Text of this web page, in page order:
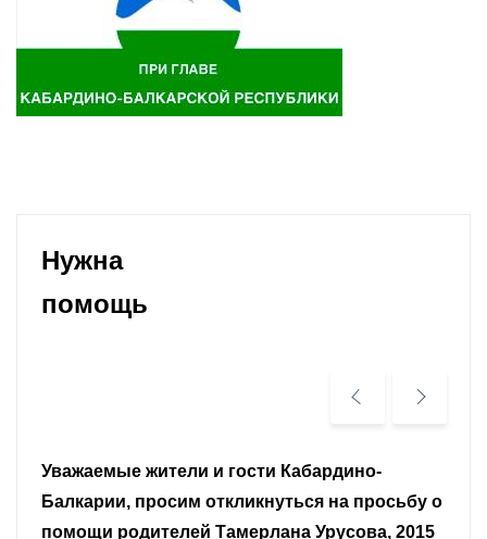
Нужна
помощь
Уважаемые земляки и все неравнодушные
граждане.